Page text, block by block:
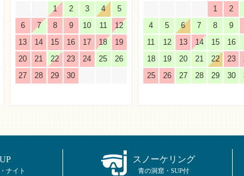
1 2 3 4
5
6
7 8 9 10 11
12
13
14 15 16 17 18
19
20
21 22 23 24 25
26
27
28 29 30
1 2
4
5 6 7 8 9
11
12 13 14 15 16
18
19 20 21 22 23
25
26 27 28 29 30
ナイト
スノーケリング
青の洞窟・SUP付